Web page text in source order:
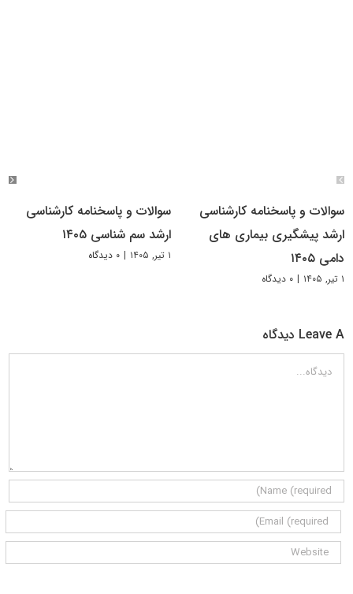
سوالات و پاسخنامه کارشناسی
ارشد پیشگیری بیماری های
دامی ۱۴۰۵
۱ تیر, ۱۴۰۵ | ۰ دیدگاه
سوالات و پاسخنامه کارشناسی
ارشد سم شناسی ۱۴۰۵
۱ تیر, ۱۴۰۵ | ۰ دیدگاه
Leave A دیدگاه
دیدگاه